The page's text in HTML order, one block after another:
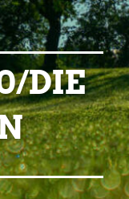
DIE